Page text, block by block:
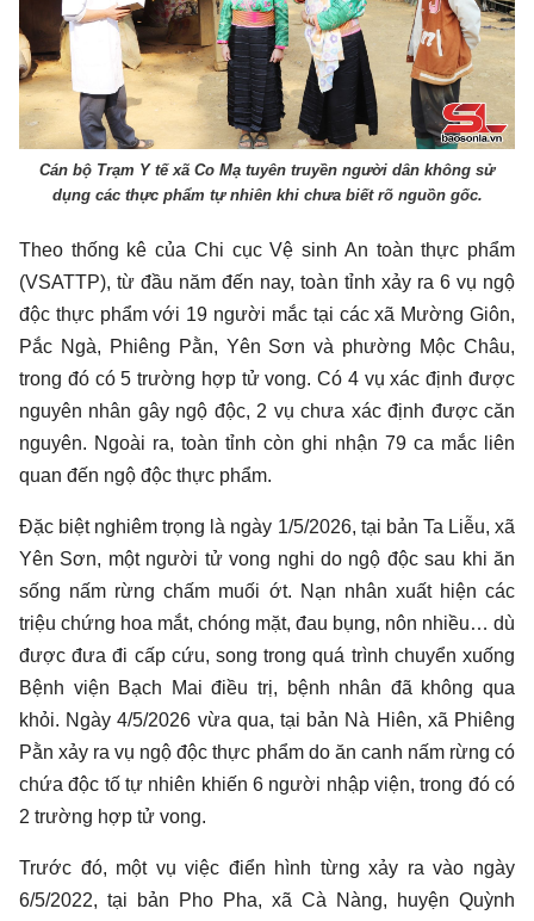
Cán bộ Trạm Y tế xã Co Mạ tuyên truyền người dân không sử
dụng các thực phẩm tự nhiên khi chưa biết rõ nguồn gốc.
Theo thống kê của Chi cục Vệ sinh An toàn thực phẩm
(VSATTP), từ đầu năm đến nay, toàn tỉnh xảy ra 6 vụ ngộ
độc thực phẩm với 19 người mắc tại các xã Mường Giôn,
Pắc Ngà, Phiêng Pằn, Yên Sơn và phường Mộc Châu,
trong đó có 5 trường hợp tử vong. Có 4 vụ xác định được
nguyên nhân gây ngộ độc, 2 vụ chưa xác định được căn
nguyên. Ngoài ra, toàn tỉnh còn ghi nhận 79 ca mắc liên
quan đến ngộ độc thực phẩm.
Đặc biệt nghiêm trọng là ngày 1/5/2026, tại bản Ta Liễu, xã
Yên Sơn, một người tử vong nghi do ngộ độc sau khi ăn
sống nấm rừng chấm muối ớt. Nạn nhân xuất hiện các
triệu chứng hoa mắt, chóng mặt, đau bụng, nôn nhiều… dù
được đưa đi cấp cứu, song trong quá trình chuyển xuống
Bệnh viện Bạch Mai điều trị, bệnh nhân đã không qua
khỏi. Ngày 4/5/2026 vừa qua, tại bản Nà Hiên, xã Phiêng
Pằn xảy ra vụ ngộ độc thực phẩm do ăn canh nấm rừng có
chứa độc tố tự nhiên khiến 6 người nhập viện, trong đó có
2 trường hợp tử vong.
Trước đó, một vụ việc điển hình từng xảy ra vào ngày
6/5/2022, tại bản Pho Pha, xã Cà Nàng, huyện Quỳnh